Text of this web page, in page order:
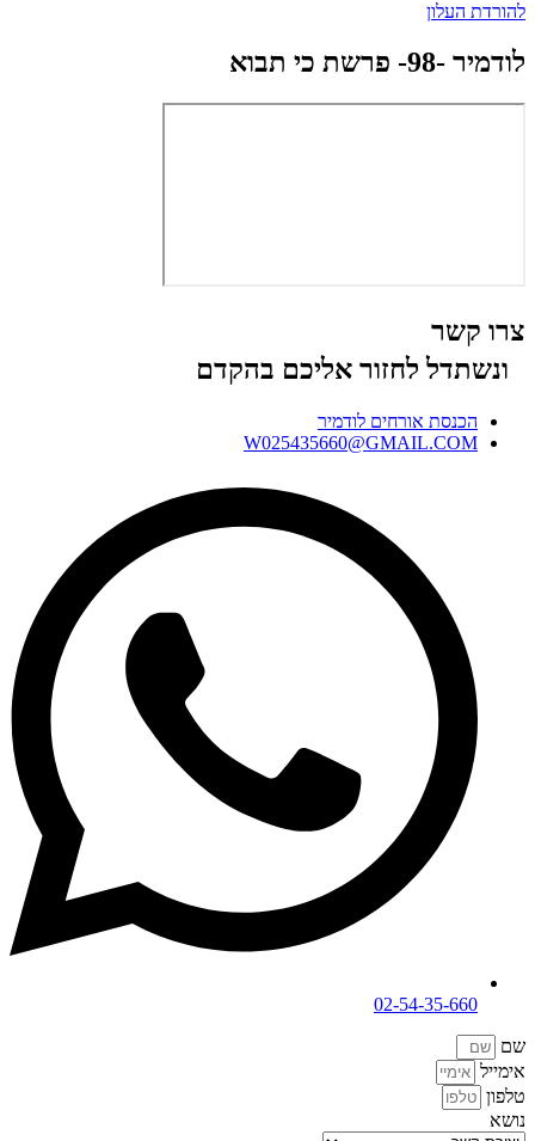
להורדת העלון
לודמיר -98- פרשת כי תבוא
צרו קשר
ונשתדל לחזור אליכם בהקדם
הכנסת אורחים לודמיר
W025435660@GMAIL.COM
02-54-35-660
שם
אימייל
טלפון
נושא